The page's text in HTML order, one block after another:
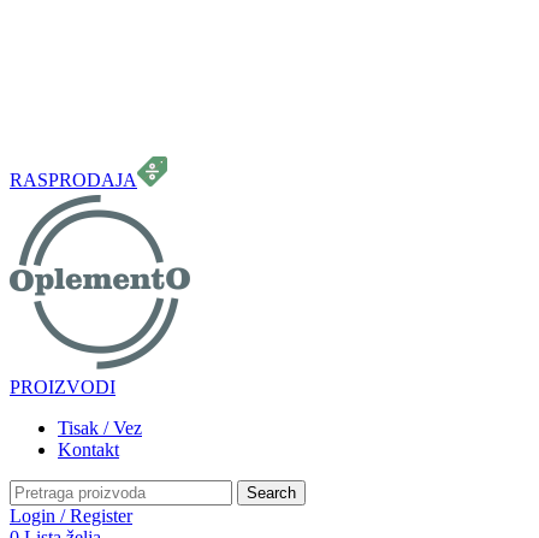
RASPRODAJA
PROIZVODI
Tisak / Vez
Kontakt
Search
Login / Register